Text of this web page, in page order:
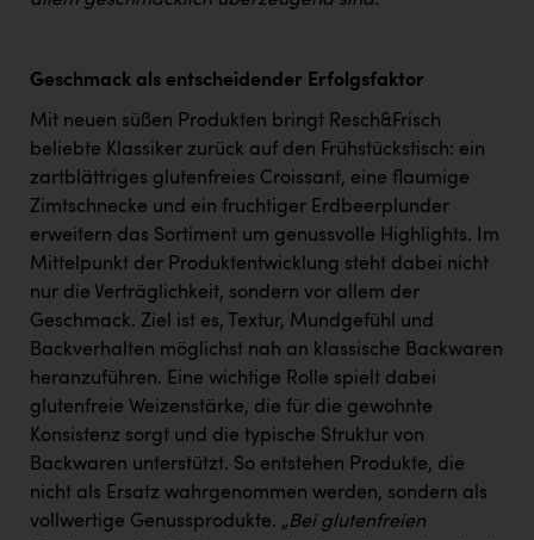
kontakt
Geschmack als entscheidender Erfolgsfaktor
Mit neuen süßen Produkten bringt Resch&Frisch
beliebte Klassiker zurück auf den Frühstückstisch: ein
zartblättriges glutenfreies Croissant, eine flaumige
Zimtschnecke und ein fruchtiger Erdbeerplunder
erweitern das Sortiment um genussvolle Highlights. Im
Mittelpunkt der Produktentwicklung steht dabei nicht
nur die Verträglichkeit, sondern vor allem der
Geschmack. Ziel ist es, Textur, Mundgefühl und
Backverhalten möglichst nah an klassische Backwaren
heranzuführen. Eine wichtige Rolle spielt dabei
glutenfreie Weizenstärke, die für die gewohnte
Konsistenz sorgt und die typische Struktur von
Backwaren unterstützt. So entstehen Produkte, die
nicht als Ersatz wahrgenommen werden, sondern als
vollwertige Genussprodukte. „Bei glutenfreien